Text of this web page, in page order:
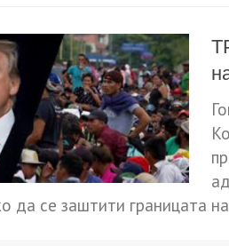
да се заштити границата